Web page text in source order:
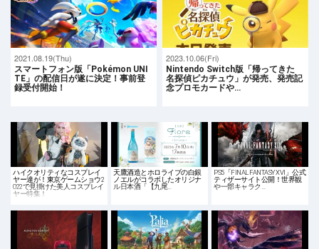
2021.08.19(Thu)
スマートフォン版「Pokémon UNI
TE」の配信日が遂に決定！事前登
録受付開始！
2023.10.06(Fri)
Nintendo Switch版「帰ってきた
名探偵ピカチュウ」が発売、発売記
念プロモカードや…
ハイクオリティなコスプレイ
ヤー達が！東京ゲームショウ2
022で見掛けた美人コスプレイ
ヤー特集！
天鷹酒造とホロライブの白銀
ノエルがコラボしたオリジナ
ル日本酒「【九尾…
PS5「FINAL FANTASY XVI」公式
ティザーサイト公開！世界観
や一部キャラク…